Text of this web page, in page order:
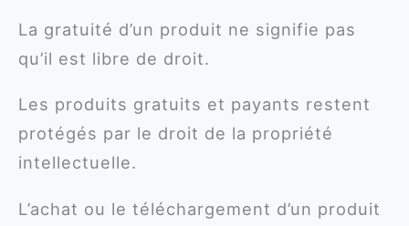
La gratuité d’un produit ne signifie pas
qu’il est libre de droit.
Les produits gratuits et payants restent
protégés par le droit de la propriété
intellectuelle.
L’achat ou le téléchargement d’un produit